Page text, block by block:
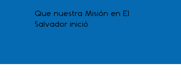
Que nuestra Misión en El
Salvador inició